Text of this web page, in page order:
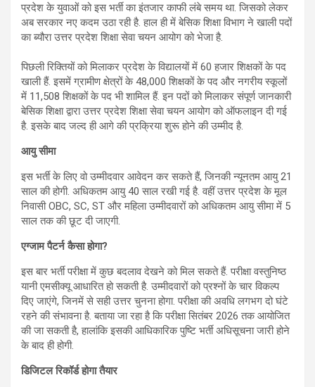
प्रदेश के युवाओं को इस भर्ती का इंतजार काफी लंबे समय था. जिसको लेकर
अब सरकार नए कदम उठा रही है. हाल ही में बेसिक शिक्षा विभाग ने खाली पदों
का ब्यौरा उत्तर प्रदेश शिक्षा सेवा चयन आयोग को भेजा है.
पिछली रिक्तियों को मिलाकर प्रदेश के विद्यालयों में 60 हजार शिक्षकों के पद
खाली हैं. इसमें ग्रामीण क्षेत्रों के 48,000 शिक्षकों के पद और नगरीय स्कूलों
में 11,508 शिक्षकों के पद भी शामिल हैं. इन पदों को मिलाकर संपूर्ण जानकारी
बेसिक शिक्षा द्वारा उत्तर प्रदेश शिक्षा सेवा चयन आयोग को ऑफलाइन दी गई
है. इसके बाद जल्द ही आगे की प्रक्रिया शुरू होने की उम्मीद है.
आयु सीमा
इस भर्ती के लिए वो उम्मीदवार आवेदन कर सकते हैं, जिनकी न्यूनतम आयु 21
साल की होगी. अधिकतम आयु 40 साल रखी गई है. वहीं उत्तर प्रदेश के मूल
निवासी OBC, SC, ST और महिला उम्मीदवारों को अधिकतम आयु सीमा में 5
साल तक की छूट दी जाएगी.
एग्जाम पैटर्न कैसा होगा?
इस बार भर्ती परीक्षा में कुछ बदलाव देखने को मिल सकते हैं. परीक्षा वस्तुनिष्ठ
यानी एमसीक्यू आधारित हो सकती है. उम्मीदवारों को प्रश्नों के चार विकल्प
दिए जाएंगे, जिनमें से सही उत्तर चुनना होगा. परीक्षा की अवधि लगभग दो घंटे
रहने की संभावना है. बताया जा रहा है कि परीक्षा सितंबर 2026 तक आयोजित
की जा सकती है, हालांकि इसकी आधिकारिक पुष्टि भर्ती अधिसूचना जारी होने
के बाद ही होगी.
डिजिटल रिकॉर्ड होगा तैयार